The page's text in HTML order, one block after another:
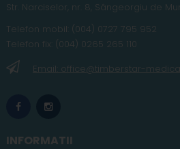
Str. Narciselor, nr. 8, Sângeorgiu de
Telefon mobil (004) 0727 795 952
Telefon fix: (004) 0265 265 110
Email: office@timberstar-
INFORMATII